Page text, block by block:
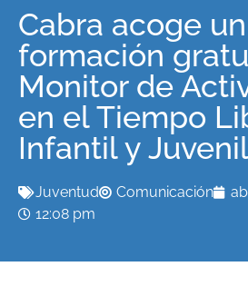
Cabra acoge
formación
Monitor de
en el Tiempo
Infantil y Juvenil
Juventud Comunicación
12:08 pm